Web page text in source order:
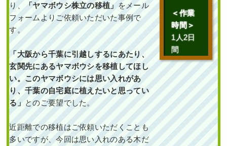
り、
「ヤマボウシ株立の移植 」
をメール
フォームよりご依頼いただいた事例で
す。
「大阪から千葉に引越しするにあたり、
玄関先にあるヤマボウシを移植してほし
い。このヤマボウシには思い入れがあ
り、千葉の自宅庭に植えたいと思ってい
る 」 とのご要望でした。
近距離での移植はご依頼いただくことも
多いですが、今回は思い入れのある木だ
＜作業
時間＞
1人2日
間